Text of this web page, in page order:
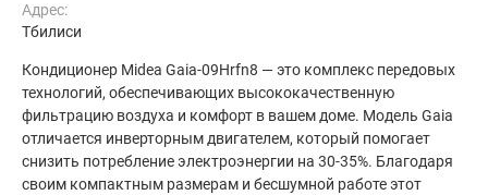
Адрес:
Тбилиси
Кондиционер Midea Gaia-09Hrfn8 — это комплекс передовых
технологий, обеспечивающих высококачественную
фильтрацию воздуха и комфорт в вашем доме. Модель Gaia
отличается инверторным двигателем, который помогает
снизить потребление электроэнергии на 30-35%. Благодаря
своим компактным размерам и бесшумной работе этот